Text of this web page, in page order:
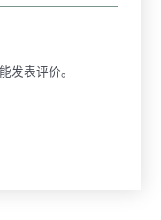
发表评价。